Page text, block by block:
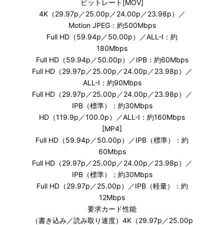
ビットレート[MOV]
4K（29.97p／25.00p／24.00p／23.98p）／
Motion JPEG：約500Mbps
Full HD（59.94p／50.00p）／ALL-I：約
180Mbps
Full HD（59.94p／50.00p）／IPB：約60Mbps
Full HD（29.97p／25.00p／24.00p／23.98p）／
ALL-I：約90Mbps
Full HD（29.97p／25.00p／24.00p／23.98p）／
IPB（標準）：約30Mbps
HD（119.9p／100.0p）／ALL-I：約160Mbps
[MP4]
Full HD（59.94p／50.00p）／IPB（標準）：約
60Mbps
Full HD（29.97p／25.00p／24.00p／23.98p）／
IPB（標準）：約30Mbps
Full HD（29.97p／25.00p）／IPB（軽量）：約
12Mbps
要求カード性能
（書き込み／読み取り速度）4K（29.97p／25.00p